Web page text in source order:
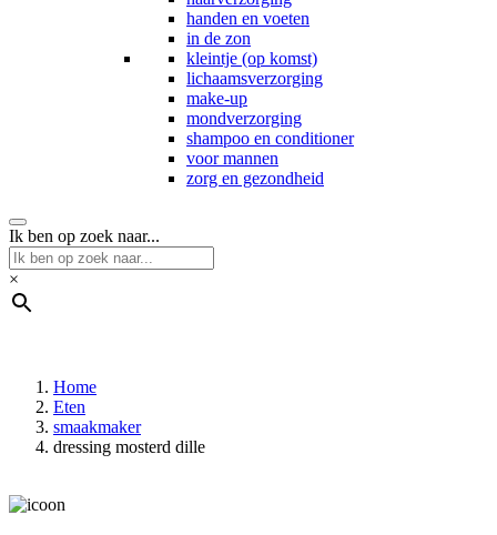
handen en voeten
in de zon
kleintje (op komst)
lichaamsverzorging
make-up
mondverzorging
shampoo en conditioner
voor mannen
zorg en gezondheid
Ik ben op zoek naar...
×
Home
Eten
smaakmaker
dressing mosterd dille